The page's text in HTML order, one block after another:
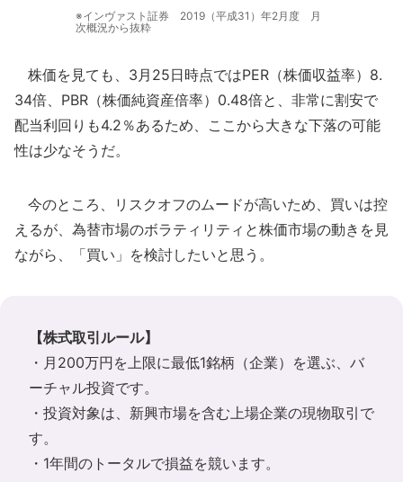
※インヴァスト証券 2019（平成31）年2月度 月
次概況から抜粋
株価を見ても、3月25日時点ではPER（株価収益率）8.
34倍、PBR（株価純資産倍率）0.48倍と、非常に割安で
配当利回りも4.2％あるため、ここから大きな下落の可能
性は少なそうだ。
今のところ、リスクオフのムードが高いため、買いは控
えるが、為替市場のボラティリティと株価市場の動きを見
ながら、「買い」を検討したいと思う。
【株式取引ルール】
・月200万円を上限に最低1銘柄（企業）を選ぶ、バ
ーチャル投資です。
・投資対象は、新興市場を含む上場企業の現物取引で
す。
・1年間のトータルで損益を競います。